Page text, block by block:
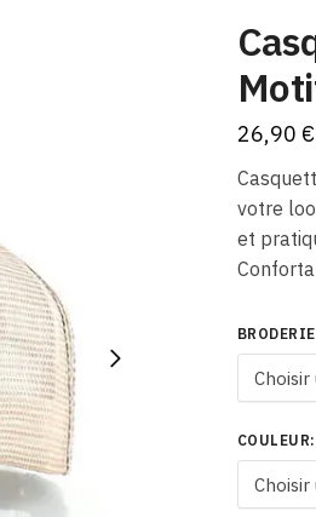
26,90 €
votre
et
BRODERIE
COULEUR: